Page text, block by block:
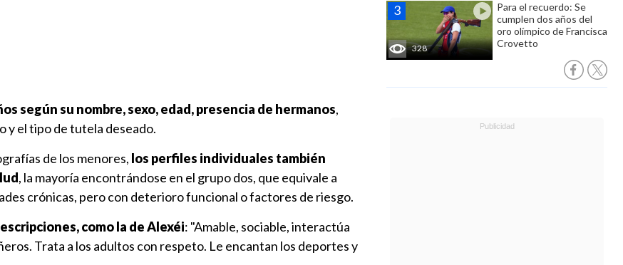
328
Para el recuerdo: Se
cumplen dos años del
oro olímpico de Francisca
Crovetto
según su nombre, sexo, edad, presencia de hermanos,
y el tipo de tutela deseado.
de los menores, los perfiles individuales también
, la mayoría encontrándose en el grupo dos, que equivale a
crónicas, pero con deterioro funcional o factores de riesgo.
como la de Alexéi: "Amable, sociable, interactúa
Trata a los adultos con respeto. Le encantan los deportes y